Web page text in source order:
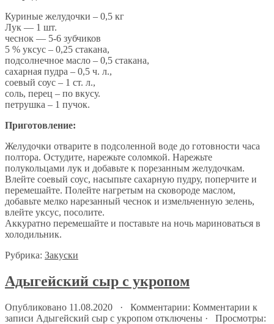
Куриные желудочки – 0,5 кг
Лук — 1 шт.
чеснок — 5-6 зубчиков
5 % уксус – 0,25 стакана,
подсолнечное масло – 0,5 стакана,
сахарная пудра – 0,5 ч. л.,
соевый соус – 1 ст. л.,
соль, перец – по вкусу.
петрушка – 1 пучок.
Приготовление:
Желудочки отварите в подсоленной воде до готовности часа
полтора. Остудите, нарежьте соломкой. Нарежьте
полукольцами лук и добавьте к порезанным желудочкам.
Влейте соевый соус, насыпьте сахарную пудру, поперчите и
перемешайте. Полейте нагретым на сковороде маслом,
добавьте мелко нарезанный чеснок и измельченную зелень,
влейте уксус, посолите.
Аккуратно перемешайте и поставьте на ночь мариноваться в
холодильник.
Рубрика: Закуски
Адыгейский сыр с укропом
Опубликовано 11.08.2020 · Комментарии: Комментарии к
записи Адыгейский сыр с укропом отключены · Просмотры: